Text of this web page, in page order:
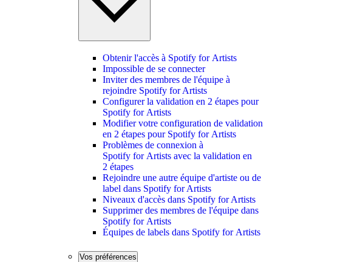
Obtenir l'accès à Spotify for Artists
Impossible de se connecter
Inviter des membres de l'équipe à
rejoindre Spotify for Artists
Configurer la validation en 2 étapes pour
Spotify for Artists
Modifier votre configuration de validation
en 2 étapes pour Spotify for Artists
Problèmes de connexion à
Spotify for Artists avec la validation en
2 étapes
Rejoindre une autre équipe d'artiste ou de
label dans Spotify for Artists
Niveaux d'accès dans Spotify for Artists
Supprimer des membres de l'équipe dans
Spotify for Artists
Équipes de labels dans Spotify for Artists
Vos préférences